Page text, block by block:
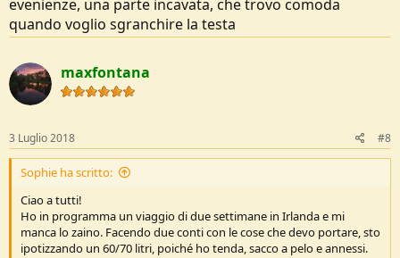
evenienze, una parte incavata, che trovo comoda
quando voglio sgranchire la testa
maxfontana
3 Luglio 2018 #8
Sophie ha scritto:
Ciao a tutti!
Ho in programma un viaggio di due settimane in Irlanda e mi
manca lo zaino. Facendo due conti con le cose che devo portare, sto
ipotizzando un 60/70 litri, poiché ho tenda, sacco a pelo e annessi.